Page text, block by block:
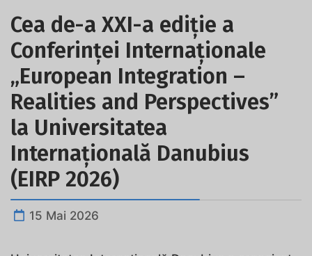
Cea de-a XXI-a ediție a
Conferinței Internaționale
„European Integration –
Realities and Perspectives”
la Universitatea
Internațională Danubius
(EIRP 2026)
15 Mai 2026